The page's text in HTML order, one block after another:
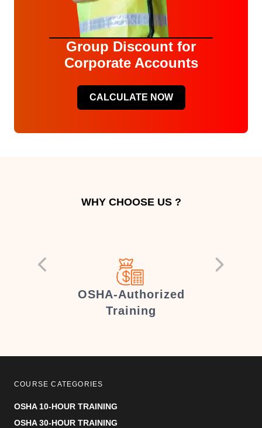
Group Discount for
Corporate Accounts
CALCULATE NOW
WHY CHOOSE US ?
OSHA-Authorized
Training
COURSE CATEGORIES
OSHA 10-HOUR TRAINING
OSHA 30-HOUR TRAINING